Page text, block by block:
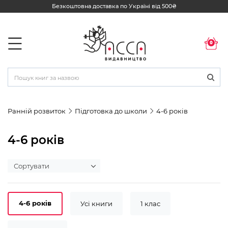
Безкоштовна доставка по Україні від 500₴
0
Ранній розвиток Підготовка до школи 4-6 років
4-6 років
Усі книги 1 клас
4-6 років